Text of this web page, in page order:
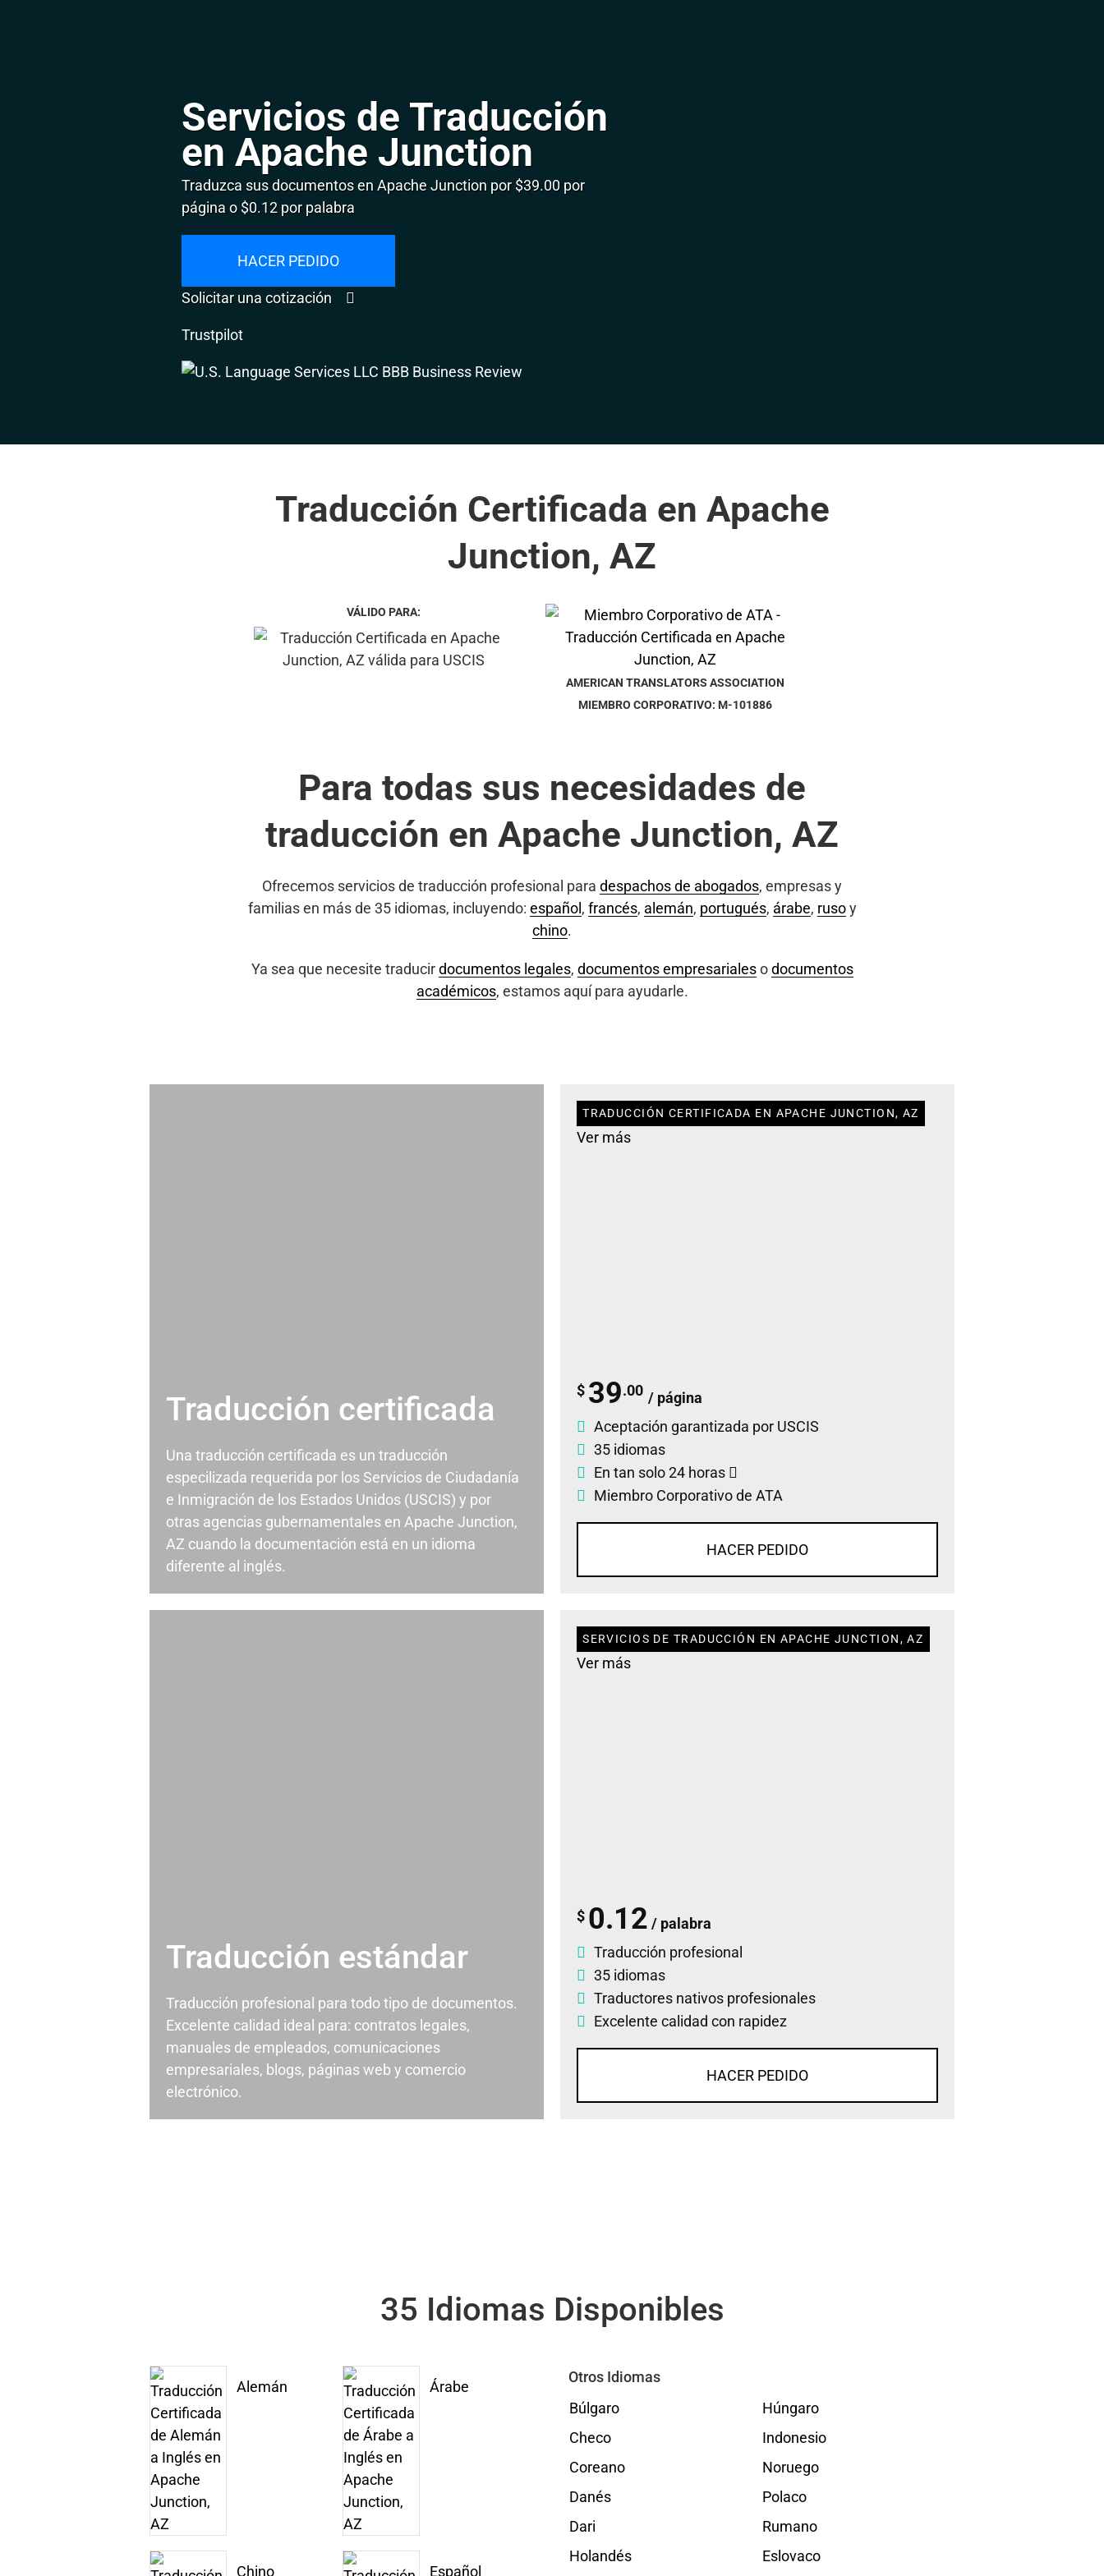
Servicios de Traducción
en Apache Junction
Traduzca sus documentos en Apache Junction por $39.00 por
página o $0.12 por palabra
HACER PEDIDO
Solicitar una cotización
Trustpilot
Traducción Certificada en Apache
Junction, AZ
VÁLIDO PARA:
AMERICAN TRANSLATORS ASSOCIATION
MIEMBRO CORPORATIVO: M-101886
Para todas sus necesidades de
traducción en Apache Junction, AZ
Ofrecemos servicios de traducción profesional para despachos de abogados, empresas y
familias en más de 35 idiomas, incluyendo: español , francés, alemán, portugués, árabe, rusoy
chino.
Ya sea que necesite traducirdocumentos legales, documentos empresarialesodocumentos
académicos, estamos aquí para ayudarle.
Traducción certificada
Una traducción certificada es un traducción
especilizada requerida por los Servicios de Ciudadanía
e Inmigración de los Estados Unidos (USCIS) y por
otras agencias gubernamentales en Apache Junction,
AZ cuando la documentación está en un idioma
diferente al inglés.
TRADUCCIÓN CERTIFICADA EN APACHE JUNCTION, AZ
Ver más
$ 39.00 / página
Aceptación garantizada por USCIS
35 idiomas
En tan solo 24 horas
Miembro Corporativo de ATA
HACER PEDIDO
Traducción estándar
Traducción profesional para todo tipo de documentos.
Excelente calidad ideal para: contratos legales,
manuales de empleados, comunicaciones
empresariales, blogs, páginas web y comercio
electrónico.
SERVICIOS DE TRADUCCIÓN EN APACHE JUNCTION, AZ
Ver más
$ 0.12 / palabra
Traducción profesional
35 idiomas
Traductores nativos profesionales
Excelente calidad con rapidez
HACER PEDIDO
35 Idiomas Disponibles
Alemán Árabe
Chino Español
Otros Idiomas
Búlgaro
Checo
Coreano
Danés
Dari
Holandés
Húngaro
Indonesio
Noruego
Polaco
Rumano
Eslovaco